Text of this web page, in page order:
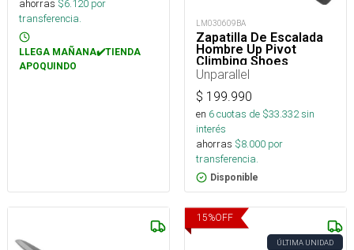
ahorras $6.120 por
transferencia.
LLEGA MAÑANA✔️TIENDA
APOQUINDO
LM030609BA
Zapatilla De Escalada
Hombre Up Pivot
Climbing Shoes
Unparallel
$ 199.990
en 6cuotas de $33.332sin
interés
ahorras $8.000 por
transferencia.
Disponible
15%OFF
ÚLTIMA UNIDAD